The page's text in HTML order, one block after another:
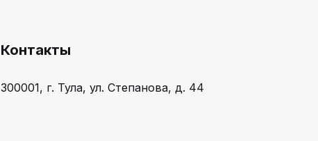
Контакты
300001, г. Тула, ул. Степанова, д. 44